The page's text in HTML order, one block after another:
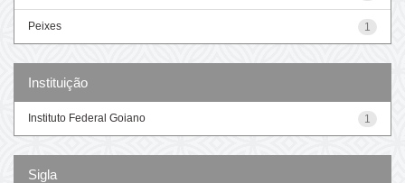
1
Peixes
Instituição
1
Instituto Federal Goiano
Sigla